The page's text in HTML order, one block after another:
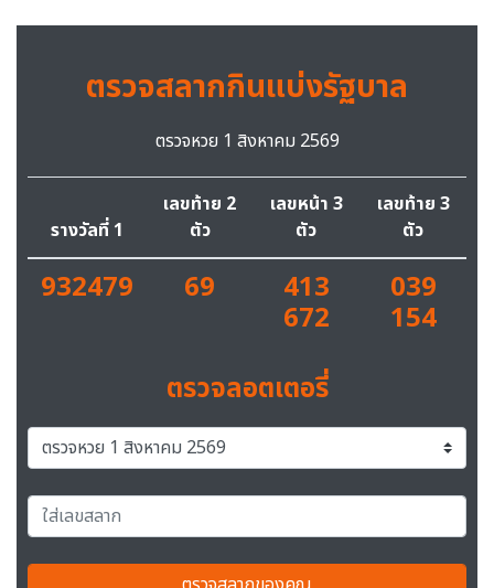
ตรวจสลากกินแบ่งรัฐบาล
ตรวจหวย 1 สิงหาคม 2569
รางวัลที่ 1
เลขท้าย 2
ตัว
เลขหน้า 3
ตัว
เลขท้าย 3
ตัว
932479 69 413
672
039
154
ตรวจลอตเตอรี่